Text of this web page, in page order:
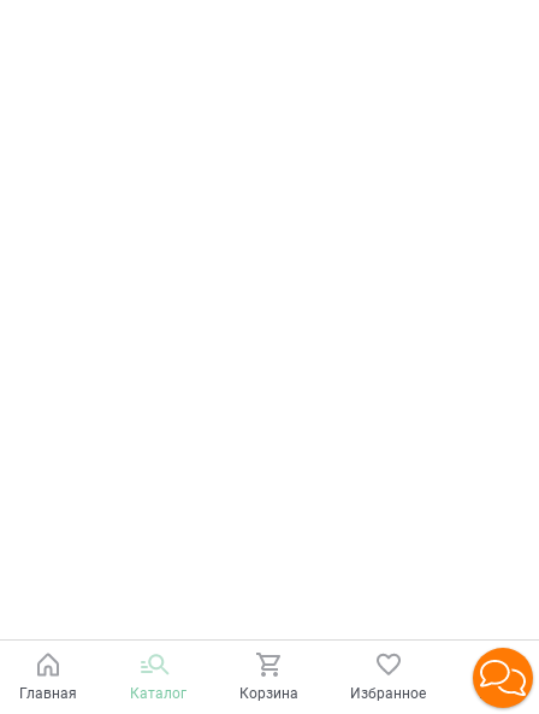
Главная Каталог Корзина Избранное Войти